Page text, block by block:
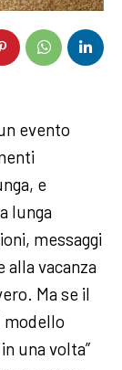
evento
e
lunga
messaggi
alla vacanza
Ma se il
modello
una volta”